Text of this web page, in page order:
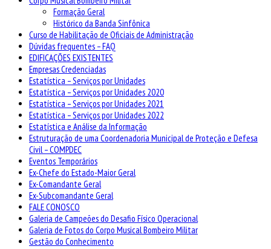
Formação Geral
Histórico da Banda Sinfônica
Curso de Habilitação de Oficiais de Administração
Dúvidas frequentes – FAQ
EDIFICAÇÕES EXISTENTES
Empresas Credenciadas
Estatística – Serviços por Unidades
Estatística – Serviços por Unidades 2020
Estatística – Serviços por Unidades 2021
Estatística – Serviços por Unidades 2022
Estatística e Análise da Informação
Estruturação de uma Coordenadoria Municipal de Proteção e Defesa
Civil – COMPDEC
Eventos Temporários
Ex-Chefe do Estado-Maior Geral
Ex-Comandante Geral
Ex-Subcomandante Geral
FALE CONOSCO
Galeria de Campeões do Desafio Físico Operacional
Galeria de Fotos do Corpo Musical Bombeiro Militar
Gestão do Conhecimento